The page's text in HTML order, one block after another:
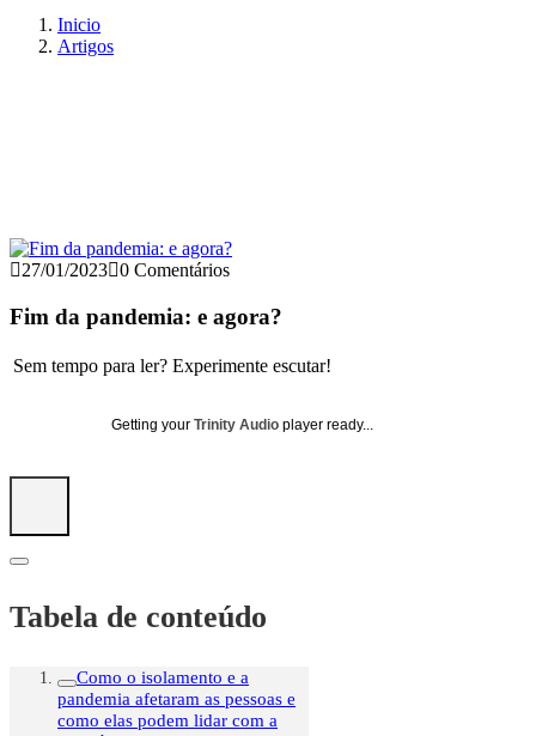
Inicio
Artigos
27/01/2023 0 Comentários
Fim da pandemia: e agora?
Sem tempo para ler? Experimente escutar!
Getting your Trinity Audio player ready...
Tabela de conteúdo
Como o isolamento e a
pandemia afetaram as pessoas e
como elas podem lidar com a